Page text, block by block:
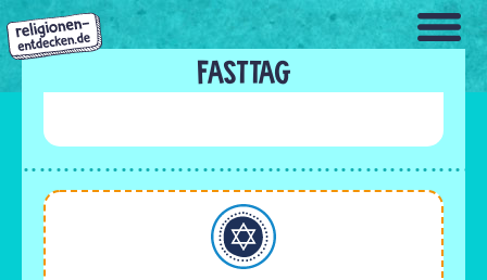
Direkt
zum
Inhalt
FASTTAG
Judentum